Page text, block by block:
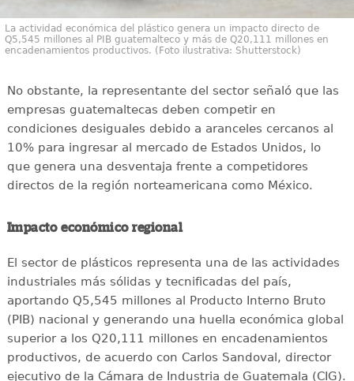
La actividad económica del plástico genera un impacto directo de
Q5,545 millones al PIB guatemalteco y más de Q20,111 millones en
encadenamientos productivos. (Foto ilustrativa: Shutterstock)
No obstante, la representante del sector señaló que las
empresas guatemaltecas deben competir en
condiciones desiguales debido a aranceles cercanos al
10% para ingresar al mercado de Estados Unidos, lo
que genera una desventaja frente a competidores
directos de la región norteamericana como México.
Impacto económico regional
El sector de plásticos representa una de las actividades
industriales más sólidas y tecnificadas del país,
aportando Q5,545 millones al Producto Interno Bruto
(PIB) nacional y generando una huella económica global
superior a los Q20,111 millones en encadenamientos
productivos, de acuerdo con Carlos Sandoval, director
ejecutivo de la Cámara de Industria de Guatemala (CIG).